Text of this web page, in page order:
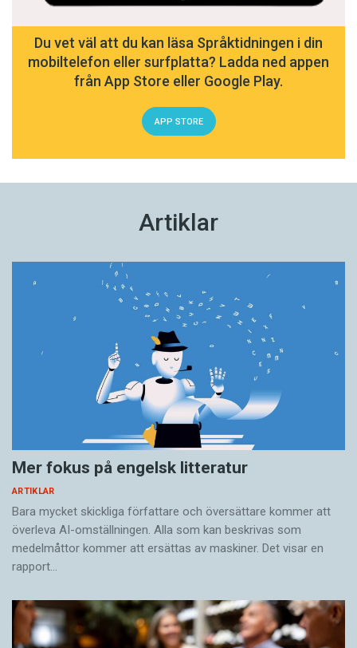
Du vet väl att du kan läsa Språktidningen i din
mobiltelefon eller surfplatta? Ladda ned appen
från App Store eller Google Play.
APP STORE
Artiklar
Mer fokus på engelsk litteratur
ARTIKLAR
Bara mycket skickliga författare och översättare ­kommer att
överleva AI-omställningen. Alla som kan beskrivas som
medelmåttor kommer att ersättas av maskiner. Det visar en
rapport…